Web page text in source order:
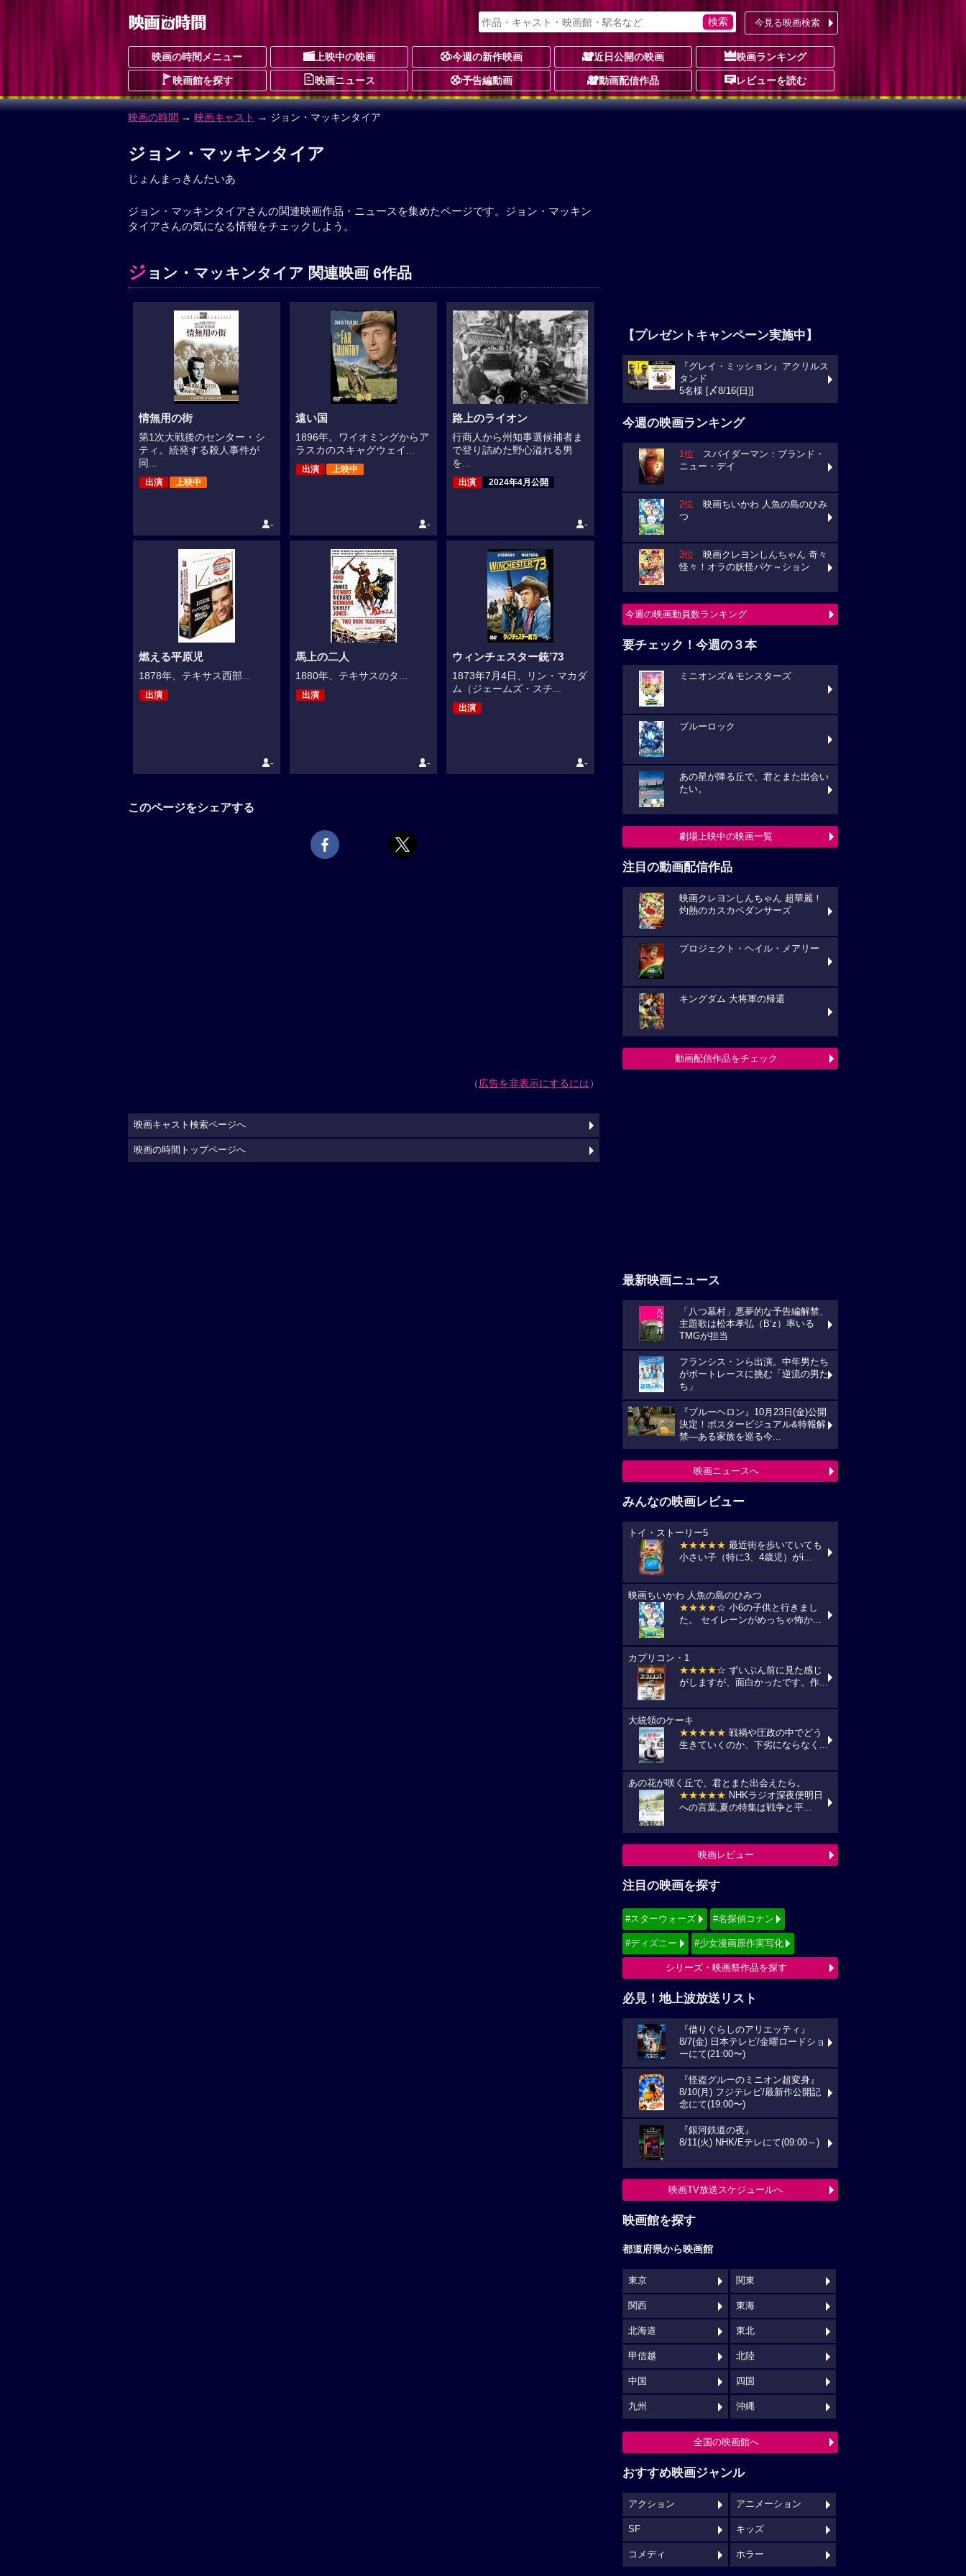
今見る映画検索
映画の時間メニュー 上映中の映画 今週の新作映画 近日公開の映画 映画ランキング
映画館を探す 映画ニュース 予告編動画 動画配信作品 レビューを読む
映画の時間 → 映画キャスト → ジョン・マッキンタイア
ジョン・マッキンタイア
じょんまっきんたいあ
ジョン・マッキンタイアさんの関連映画作品・ニュースを集めたページです。ジョン・マッキン
タイアさんの気になる情報をチェックしよう。
ジ ョン・マッキンタイア 関連映画 6作品
情無用の街
第1次大戦後のセンター・シ
ティ。続発する殺人事件が
同...
出演 上映中
-
遠い国
1896年。ワイオミングからア
ラスカのスキャグウェイ...
出演 上映中
-
路上のライオン
行商人から州知事選候補者ま
で登り詰めた野心溢れる男
を...
出演 2024年4月公開
-
燃える平原児
1878年、テキサス西部...
出演
-
馬上の二人
1880年、テキサスのタ...
出演
-
ウィンチェスター銃’73
1873年7月4日、リン・マカダ
ム（ジェームズ・スチ...
出演
-
このページをシェアする
（広告を非表示にするには）
【プレゼントキャンペーン実施中】
『グレイ・ミッション』アクリルス
タンド
5名様 [〆8/16(日)]
今週の映画ランキング
1位 スパイダーマン：ブランド・
ニュー・デイ
2位 映画ちいかわ 人魚の島のひみ
つ
3位 映画クレヨンしんちゃん 奇々
怪々！オラの妖怪バケ～ション
今週の映画動員数ランキング
要チェック！今週の３本
ミニオンズ＆モンスターズ
ブルーロック
あの星が降る丘で、君とまた出会い
たい。
劇場上映中の映画一覧
注目の動画配信作品
映画クレヨンしんちゃん 超華麗！
灼熱のカスカベダンサーズ
プロジェクト・ヘイル・メアリー
キングダム 大将軍の帰還
動画配信作品をチェック
最新映画ニュース
「八つ墓村」悪夢的な予告編解禁、
主題歌は松本孝弘（B’z）率いる
TMGが担当
フランシス・ンら出演。中年男たち
がボートレースに挑む「逆流の男た
ち」
『ブルーヘロン』10月23日(金)公開
決定！ポスタービジュアル&特報解
禁―ある家族を巡る今...
映画ニュースへ
みんなの映画レビュー
トイ・ストーリー5
★★★★★ 最近街を歩いていても
小さい子（特に3、4歳児）がi...
映画ちいかわ 人魚の島のひみつ
★★★★☆ 小6の子供と行きまし
た。 セイレーンがめっちゃ怖か...
カプリコン・1
★★★★☆ ずいぶん前に見た感じ
がしますが、面白かったです。作...
大統領のケーキ
★★★★★ 戦禍や圧政の中でどう
生きていくのか、下劣にならなく...
あの花が咲く丘で、君とまた出会えたら。
★★★★★ NHKラジオ深夜便明日
への言葉,夏の特集は戦争と平...
映画レビュー
注目の映画を探す
#スターウォーズ #名探偵コナン
#ディズニー #少女漫画原作実写化
シリーズ・映画祭作品を探す
必見！地上波放送リスト
『借りぐらしのアリエッティ』
8/7(金) 日本テレビ/金曜ロードショ
ーにて(21:00〜)
『怪盗グルーのミニオン超変身』
8/10(月) フジテレビ/最新作公開記
念にて(19:00〜)
『銀河鉄道の夜』
8/11(火) NHK/Eテレにて(09:00～)
映画TV放送スケジュールへ
映画館を探す
都道府県から映画館
東京 関東
関西 東海
北海道 東北
甲信越 北陸
中国 四国
九州 沖縄
全国の映画館へ
おすすめ映画ジャンル
アクション アニメーション
SF キッズ
コメディ ホラー
映画キャスト検索ページへ
映画の時間トップページへ